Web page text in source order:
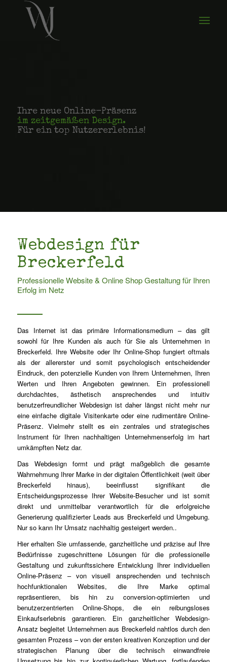
Ihre neue Online-Präsenz
im zeitgemäßen Design.
Für ein top Nutzererlebnis!
Webdesign für
Breckerfeld
Professionelle Website & Online Shop Gestaltung für Ihren
Erfolg im Netz
Das Internet ist das primäre Informationsmedium – das gilt
sowohl für Ihre Kunden als auch für Sie als Unternehmen in
Breckerfeld. Ihre Website oder Ihr Online-Shop fungiert oftmals
als der allererster und somit psychologisch entscheidender
Eindruck, den potenzielle Kunden von Ihrem Unternehmen, Ihren
Werten und Ihren Angeboten gewinnen. Ein professionell
durchdachtes, ästhetisch ansprechendes und intuitiv
benutzerfreundlicher Webdesign ist daher längst nicht mehr nur
eine einfache digitale Visitenkarte oder eine rudimentäre Online-
Präsenz. Vielmehr stellt es ein zentrales und strategisches
Instrument für Ihren nachhaltigen Unternehmenserfolg im hart
umkämpften Netz dar.
Das Webdesign formt und prägt maßgeblich die gesamte
Wahrnehmung Ihrer Marke in der digitalen Öffentlichkeit (weit über
Breckerfeld hinaus), beeinflusst signifikant die
Entscheidungsprozesse Ihrer Website-Besucher und ist somit
direkt und unmittelbar verantwortlich für die erfolgreiche
Generierung qualifizierter Leads aus Breckerfeld und Umgebung.
Nur so kann Ihr Umsatz nachhaltig gesteigert werden..
Hier erhalten Sie umfassende, ganzheitliche und präzise auf Ihre
Bedürfnisse zugeschnittene Lösungen für die professionelle
Gestaltung und zukunftssichere Entwicklung Ihrer individuellen
Online-Präsenz – von visuell ansprechenden und technisch
hochfunktionalen Websites, die Ihre Marke optimal
repräsentieren, bis hin zu conversion-optimierten und
benutzerzentrierten Online-Shops, die ein reibungsloses
Einkaufserlebnis garantieren. Ein ganzheitlicher Webdesign-
Ansatz begleitet Unternehmen aus Breckerfeld nahtlos durch den
gesamten Prozess – von der ersten kreativen Konzeption und der
strategischen Planung über die technisch einwandfreie